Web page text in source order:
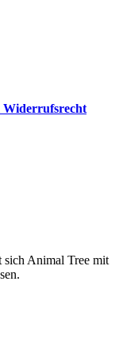
Widerrufsrecht
sich Animal Tree mit